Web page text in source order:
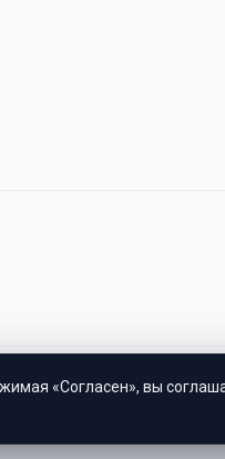
«Согласен», вы